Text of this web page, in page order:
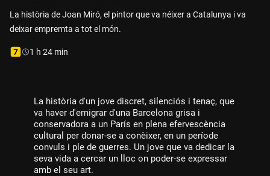
La història de Joan Miró, el pintor que va néixer a Catalunya i va
deixar empremta a tot el món.
Durada:
1 h 24 min
La història d'un jove discret, silenciós i tenaç, que
va haver d'emigrar d'una Barcelona grisa i
conservadora a un París en plena efervescència
cultural per donar-se a conèixer, en un període
convuls i ple de guerres. Un jove que va dedicar la
seva vida a cercar un lloc on poder-se expressar
amb el seu art.